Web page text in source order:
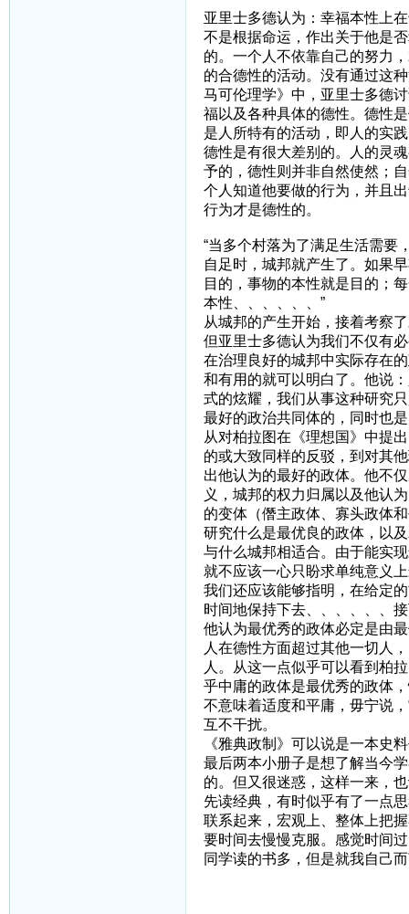
亚里士多德认为：幸福本性上
不是根据命运，作出关于他是
的。一个人不依靠自己的努力
的合德性的活动。没有通过这
马可伦理学》中，亚里士多德
福以及各种具体的德性。德性
是人所特有的活动，即人的实
德性是有很大差别的。人的灵
予的，德性则并非自然使然；
个人知道他要做的行为，并且
行为才是德性的。
“当多个村落为了满足生活需要
自足时，城邦就产生了。如果
目的，事物的本性就是目的；
本性、、、、、、”
从城邦的产生开始，接着考察
但亚里士多德认为我们不仅有
在治理良好的城邦中实际存在
和有用的就可以明白了。他说
式的炫耀，我们从事这种研究
最好的政治共同体的，同时也
从对柏拉图在《理想国》中提
的或大致同样的反驳，到对其
出他认为的最好的政体。他不
义，城邦的权力归属以及他认
的变体（僭主政体、寡头政体
研究什么是最优良的政体，以
与什么城邦相适合。由于能实
就不应该一心只盼求单纯意义
我们还应该能够指明，在给定
时间地保持下去、、、、、、
他认为最优秀的政体必定是由
人在德性方面超过其他一切人
人。从这一点似乎可以看到柏
乎中庸的政体是最优秀的政体
不意味着适度和平庸，毋宁说
互不干扰。
《雅典政制》可以说是一本史
最后两本小册子是想了解当今
的。但又很迷惑，这样一来，
先读经典，有时似乎有了一点
联系起来，宏观上、整体上把
要时间去慢慢克服。感觉时间
同学读的书多，但是就我自己